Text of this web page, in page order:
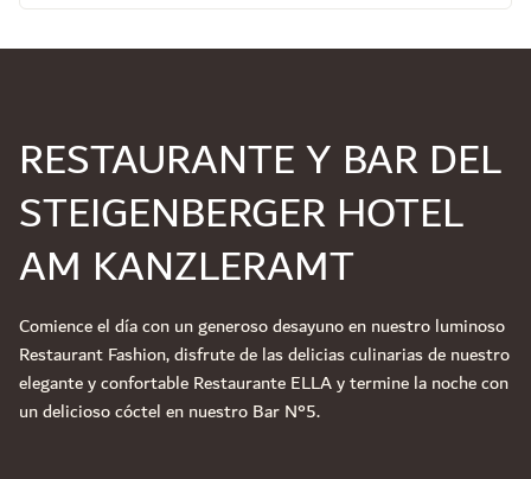
RESTAURANTE Y BAR DEL
STEIGENBERGER HOTEL
AM KANZLERAMT
Comience el día con un generoso desayuno en nuestro luminoso
Restaurant Fashion, disfrute de las delicias culinarias de nuestro
elegante y confortable Restaurante ELLA y termine la noche con
un delicioso cóctel en nuestro Bar N°5.